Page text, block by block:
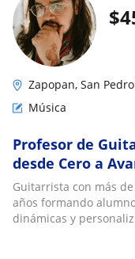
$
Zapopan, San
Música
Profesor de
desde Cero a
Guitarrista con más
años formando
dinámicas y